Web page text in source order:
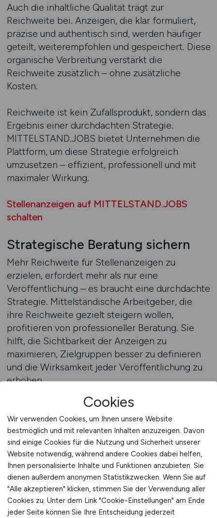
Auch die inhaltliche Qualität trägt zur
Reichweite bei. Anzeigen, die klar formuliert,
präzise und authentisch sind, werden häufiger
geteilt, weiterempfohlen und gespeichert. Diese
organische Verbreitung verstärkt die
Reichweite zusätzlich – ohne zusätzliche
Kosten.
Reichweite ist kein Zufallsprodukt, sondern das
Ergebnis einer durchdachten Strategie.
MITTELSTAND.JOBS bietet Unternehmen die
Plattform, um diese Strategie erfolgreich
umzusetzen – effizient, professionell und mit
maximaler Wirkung.
Stellenanzeigen auf MITTELSTAND.JOBS
schalten
Strategische Beratung sichern
Mehr Reichweite für Stellenanzeigen zu
erzielen, erfordert mehr als nur eine
Veröffentlichung – es braucht eine durchdachte
Strategie. Mittelständische Arbeitgeber, die
ihre Reichweite gezielt steigern wollen,
profitieren von professioneller Beratung. Sie
hilft, die Sichtbarkeit der Anzeigen zu
maximieren, Zielgruppen besser zu definieren
und die Wirksamkeit jeder Veröffentlichung zu
erhöhen.
MITTELSTAND.JOBS unterstützt Arbeitgeber
mit individueller Beratung, die auf die
Bedürfnisse mittelständischer Betriebe
zugeschnitten ist. Die Berater wissen, worauf es
bei der Formulierung, Gestaltung und
Platzierung von Stellenanzeigen ankommt, um
eine maximale Reichweite zu erzielen. Sie
helfen dabei, die Anzeigen so zu optimieren,
dass sie inhaltlich überzeugen und technisch
Cookies
Wir verwenden Cookies, um Ihnen unsere Website
bestmöglich und mit relevanten Inhalten anzuzeigen. Davon
sind einige Cookies für die Nutzung und Sicherheit unserer
Website notwendig, während andere Cookies dabei helfen,
Ihnen personalisierte Inhalte und Funktionen anzubieten. Sie
dienen außerdem anonymen Statistikzwecken. Wenn Sie auf
"Alle akzeptieren" klicken, stimmen Sie der Verwendung aller
Cookies zu. Unter dem Link "Cookie-Einstellungen" am Ende
jeder Seite können Sie Ihre Entscheidung jederzeit